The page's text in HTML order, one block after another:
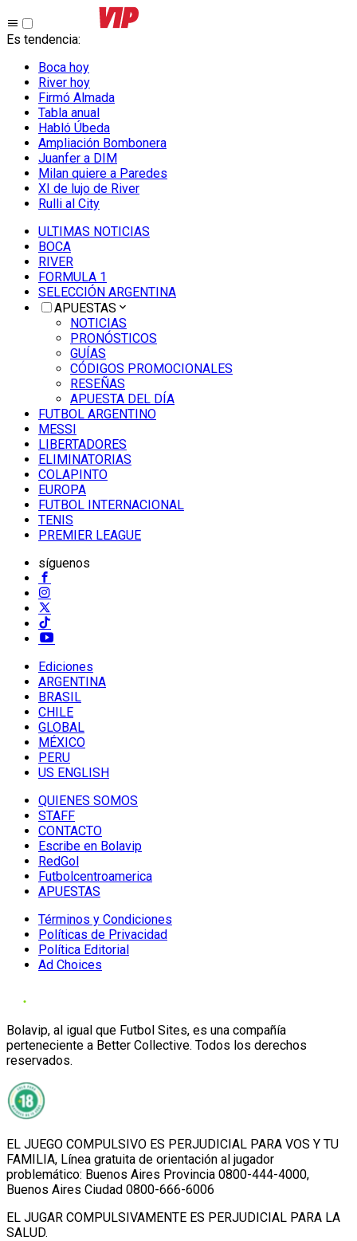
Es tendencia:
Boca hoy
River hoy
Firmó Almada
Tabla anual
Habló Úbeda
Ampliación Bombonera
Juanfer a DIM
Milan quiere a Paredes
XI de lujo de River
Rulli al City
ULTIMAS NOTICIAS
BOCA
RIVER
FORMULA 1
SELECCIÓN ARGENTINA
APUESTAS
NOTICIAS
PRONÓSTICOS
GUÍAS
CÓDIGOS PROMOCIONALES
RESEÑAS
APUESTA DEL DÍA
FUTBOL ARGENTINO
MESSI
LIBERTADORES
ELIMINATORIAS
COLAPINTO
EUROPA
FUTBOL INTERNACIONAL
TENIS
PREMIER LEAGUE
síguenos
Ediciones
ARGENTINA
BRASIL
CHILE
GLOBAL
MÉXICO
PERU
US ENGLISH
QUIENES SOMOS
STAFF
CONTACTO
Escribe en Bolavip
RedGol
Futbolcentroamerica
APUESTAS
Términos y Condiciones
Políticas de Privacidad
Política Editorial
Ad Choices
Bolavip, al igual que Futbol Sites, es una compañía
perteneciente a Better Collective. Todos los derechos
reservados.
EL JUEGO COMPULSIVO ES PERJUDICIAL PARA VOS Y TU
FAMILIA, Línea gratuita de orientación al jugador
problemático: Buenos Aires Provincia 0800-444-4000,
Buenos Aires Ciudad 0800-666-6006
EL JUGAR COMPULSIVAMENTE ES PERJUDICIAL PARA LA
SALUD.